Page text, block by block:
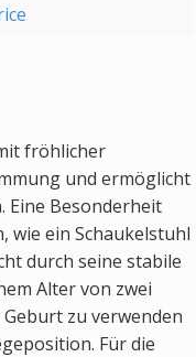
fröhlicher
und ermöglicht
Eine Besonderheit
wie ein Schaukelstuhl
durch seine stabile
Alter von zwei
zu verwenden
Für die